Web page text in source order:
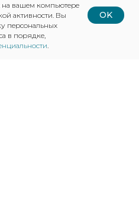
вашем компьютере
активности. Вы
персональных
в порядке,
.
OK